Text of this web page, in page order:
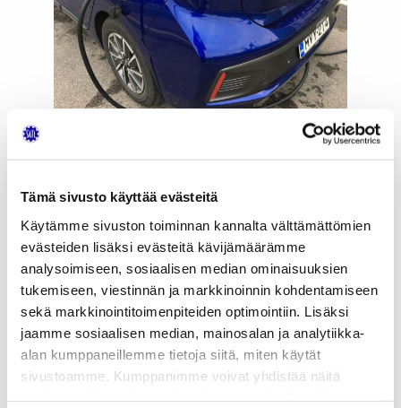
Tämä sivusto käyttää evästeitä
Käytämme sivuston toiminnan kannalta välttämättömien
evästeiden lisäksi evästeitä kävijämäärämme
analysoimiseen, sosiaalisen median ominaisuuksien
tukemiseen, viestinnän ja markkinoinnin kohdentamiseen
sekä markkinointitoimenpiteiden optimointiin. Lisäksi
jaamme sosiaalisen median, mainosalan ja analytiikka-
alan kumppaneillemme tietoja siitä, miten käytät
sivustoamme. Kumppanimme voivat yhdistää näitä
sähköautoilun edellytys.
Oma lataus, ajomatkan takaus
Sähköä on Suomessa tarjolla helposti, jopa niin
että auton voi ajaa lähelle suko-pistorasiaa.
Sähköautoilu on toistaiseksi kaikkein järkevintä
kaupunkien keskustoissa, joissa ajonopeudet ovat
alhaisia ja päivittäiset ajomatkat verrattain lyhyitä.
Jarrutusenergian talteenotto pääsee sykkivässä
taajama-ajossa oikeuksiinsa, pidentäen
merkittävästi pistokelatauskertojen välistä